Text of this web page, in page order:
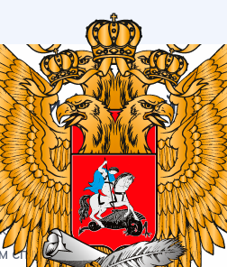
(типовой)
/ База / 07
94
годовой объём добычи
способом в период с 2001